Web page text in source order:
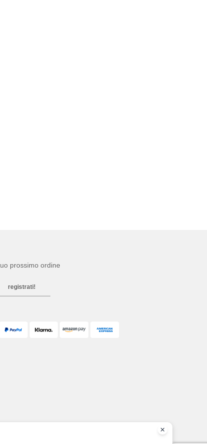
prossimo ordine
registrati!